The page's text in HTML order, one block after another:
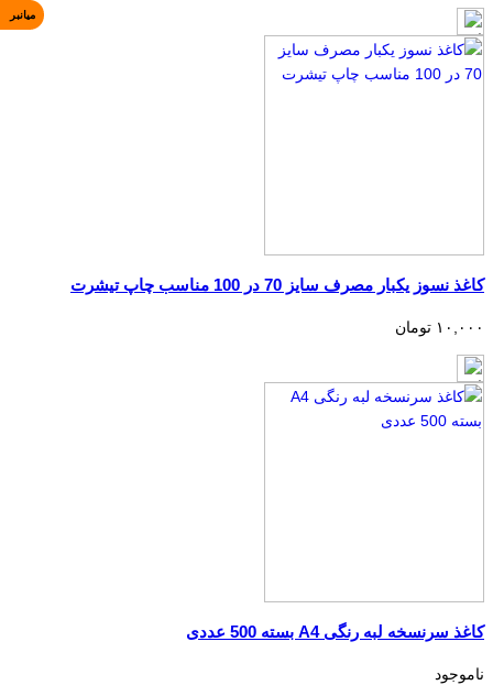
کاغذ نسوز یکبار مصرف سایز 70 در 100 مناسب چاپ تیشرت
۱۰,۰۰۰ تومان
کاغذ سرنسخه لبه رنگی A4 بسته 500 عددی
ناموجود
میانبر